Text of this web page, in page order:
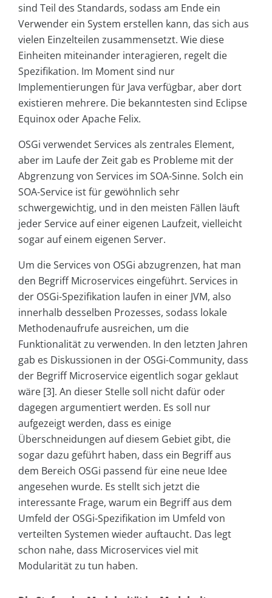
sind Teil des Standards, sodass am Ende ein
Verwender ein System erstellen kann, das sich aus
vielen Einzelteilen zusammensetzt. Wie diese
Einheiten miteinander interagieren, regelt die
Spezifikation. Im Moment sind nur
Implementierungen für Java verfügbar, aber dort
existieren mehrere. Die bekanntesten sind Eclipse
Equinox oder Apache Felix.
OSGi verwendet Services als zentrales Element,
aber im Laufe der Zeit gab es Probleme mit der
Abgrenzung von Services im SOA-Sinne. Solch ein
SOA-Service ist für gewöhnlich sehr
schwergewichtig, und in den meisten Fällen läuft
jeder Service auf einer eigenen Laufzeit, vielleicht
sogar auf einem eigenen Server.
Um die Services von OSGi abzugrenzen, hat man
den Begriff Microservices eingeführt. Services in
der OSGi-Spezifikation laufen in einer JVM, also
innerhalb desselben Prozesses, sodass lokale
Methodenaufrufe ausreichen, um die
Funktionalität zu verwenden. In den letzten Jahren
gab es Diskussionen in der OSGi-Community, dass
der Begriff Microservice eigentlich sogar geklaut
wäre [3]. An dieser Stelle soll nicht dafür oder
dagegen argumentiert werden. Es soll nur
aufgezeigt werden, dass es einige
Überschneidungen auf diesem Gebiet gibt, die
sogar dazu geführt haben, dass ein Begriff aus
dem Bereich OSGi passend für eine neue Idee
angesehen wurde. Es stellt sich jetzt die
interessante Frage, warum ein Begriff aus dem
Umfeld der OSGi-Spezifikation im Umfeld von
verteilten Systemen wieder auftaucht. Das legt
schon nahe, dass Microservices viel mit
Modularität zu tun haben.